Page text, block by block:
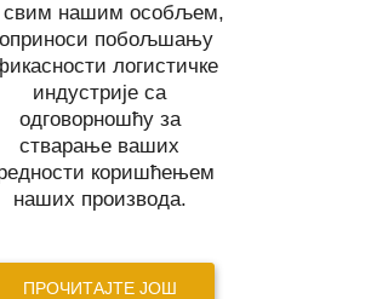
свим нашим особљем,
побољшању
логистичке
индустрије са
одговорношћу за
стварање ваших
коришћењем
наших производа.
ПРОЧИТАЈТЕ ЈОШ